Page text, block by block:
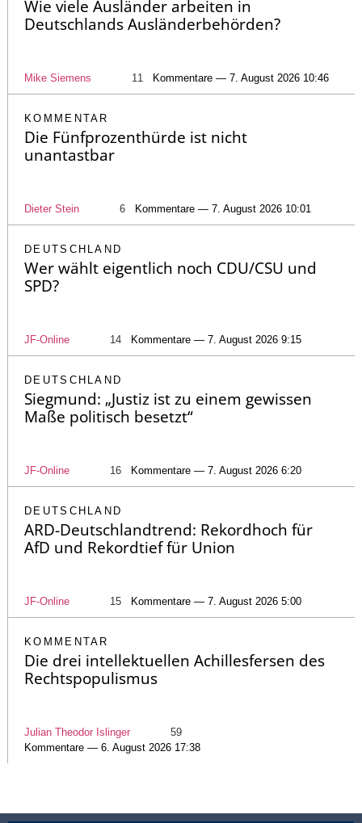
Wie viele Ausländer arbeiten in
Deutschlands Ausländerbehörden?
Mike Siemens 11 Kommentare — 7. August 2026 10:46
KOMMENTAR
Die Fünfprozenthürde ist nicht
unantastbar
Dieter Stein 6 Kommentare — 7. August 2026 10:01
DEUTSCHLAND
Wer wählt eigentlich noch CDU/CSU und
SPD?
JF-Online 14 Kommentare — 7. August 2026 9:15
DEUTSCHLAND
Siegmund: „Justiz ist zu einem gewissen
Maße politisch besetzt“
JF-Online 16 Kommentare — 7. August 2026 6:20
DEUTSCHLAND
ARD-Deutschlandtrend: Rekordhoch für
AfD und Rekordtief für Union
JF-Online 15 Kommentare — 7. August 2026 5:00
KOMMENTAR
Die drei intellektuellen Achillesfersen des
Rechtspopulismus
Julian Theodor Islinger
59
Kommentare — 6. August 2026 17:38